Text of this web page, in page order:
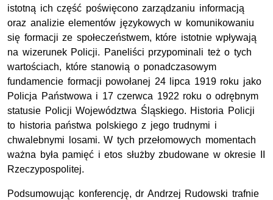
istotną ich część poświęcono zarządzaniu informacją
oraz analizie elementów językowych w komunikowaniu
się formacji ze społeczeństwem, które istotnie wpływają
na wizerunek Policji. Paneliści przypominali też o tych
wartościach, które stanowią o ponadczasowym
fundamencie formacji powołanej 24 lipca 1919 roku jako
Policja Państwowa i 17 czerwca 1922 roku o odrębnym
statusie Policji Województwa Śląskiego. Historia Policji
to historia państwa polskiego z jego trudnymi i
chwalebnymi losami. W tych przełomowych momentach
ważna była pamięć i etos służby zbudowane w okresie II
Rzeczypospolitej.
Podsumowując konferencję, dr Andrzej Rudowski trafnie